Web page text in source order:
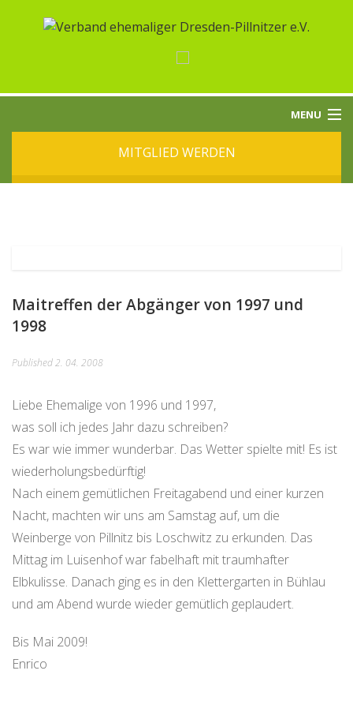
MENU
KONTAKT
MITGLIED WERDEN
Maitreffen der Abgänger von 1997 und
1998
Published2. 04. 2008
Liebe Ehemalige von 1996 und 1997,
was soll ich jedes Jahr dazu schreiben?
Es war wie immer wunderbar. Das Wetter spielte mit! Es ist
wiederholungsbedürftig!
Nach einem gemütlichen Freitagabend und einer kurzen
Nacht, machten wir uns am Samstag auf, um die
Weinberge von Pillnitz bis Loschwitz zu erkunden. Das
Mittag im Luisenhof war fabelhaft mit traumhafter
Elbkulisse. Danach ging es in den Klettergarten in Bühlau
und am Abend wurde wieder gemütlich geplaudert.
Bis Mai 2009!
Enrico